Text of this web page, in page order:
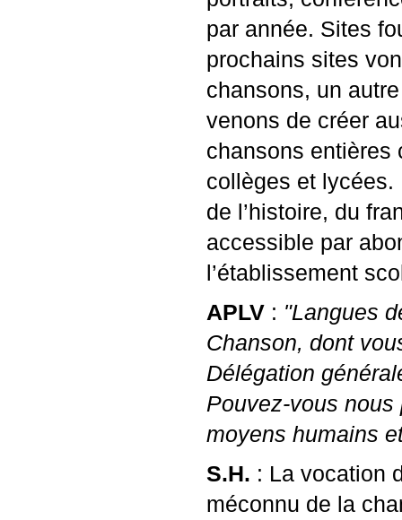
par année. Sites
prochains sites
chansons, un
venons de créer
chansons entières
collèges et lycées.
de l’histoire, du
accessible par
l’établissement
APLV : "Langues
Chanson, dont
Délégation
Pouvez-vous
moyens humains
S.H. : La vocation
méconnu de la